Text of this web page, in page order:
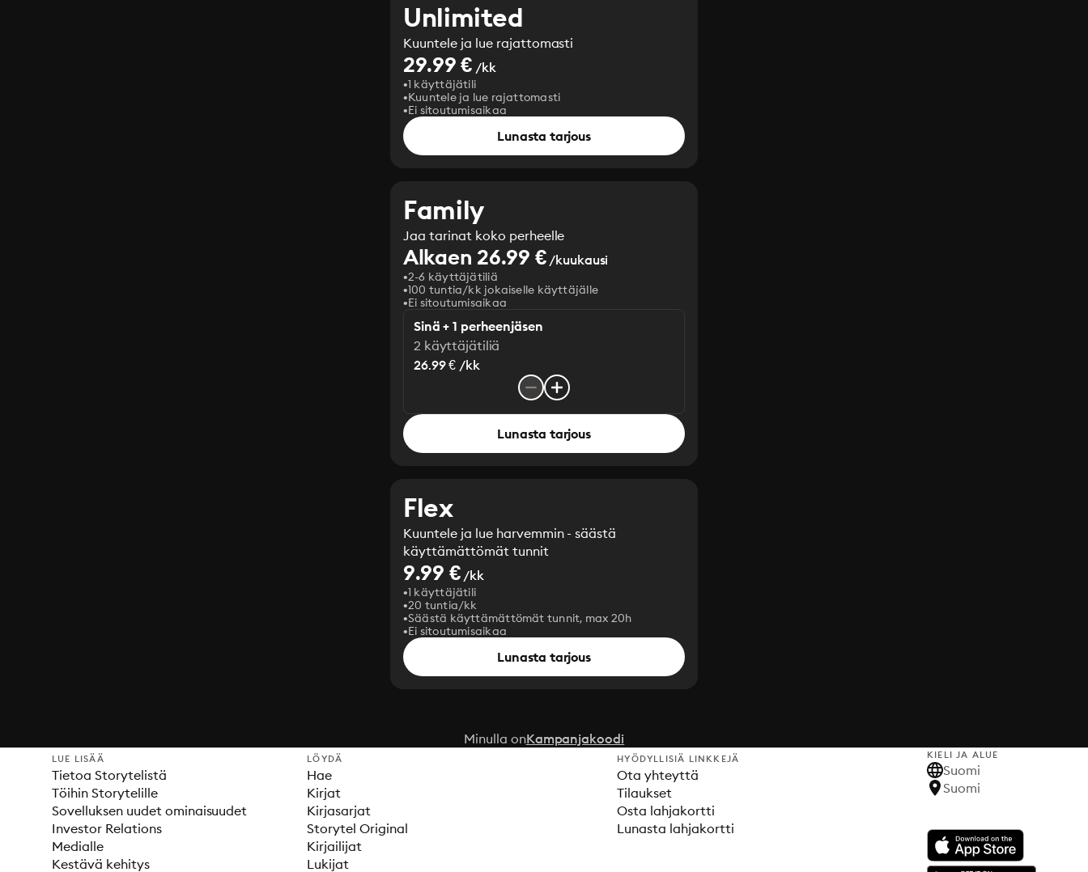
Unlimited
Kuuntele ja lue rajattomasti
29.99 € /kk
1 käyttäjätili
Kuuntele ja lue rajattomasti
Ei sitoutumisaikaa
Lunasta tarjous
Family
Jaa tarinat koko perheelle
Alkaen 26.99 €/kuukausi
2-6 käyttäjätiliä
100 tuntia/kk jokaiselle käyttäjälle
Ei sitoutumisaikaa
Sinä + 1 perheenjäsen
2 käyttäjätiliä
26.99 € /kk
Lunasta tarjous
Flex
Kuuntele ja lue harvemmin - säästä
käyttämättömät tunnit
9.99 €/kk
1 käyttäjätili
20 tuntia/kk
Säästä käyttämättömät tunnit, max 20h
Ei sitoutumisaikaa
Lunasta tarjous
Minulla onKampanjakoodi
LUE LISÄÄ
Tietoa Storytelistä
Töihin Storytelille
Sovelluksen uudet ominaisuudet
Investor Relations
Medialle
Kestävä kehitys
LÖYDÄ
Hae
Kirjat
Kirjasarjat
Storytel Original
Kirjailijat
Lukijat
HYÖDYLLISIÄ LINKKEJÄ
Ota yhteyttä
Tilaukset
Osta lahjakortti
Lunasta lahjakortti
KIELI JA ALUE
Suomi
Suomi